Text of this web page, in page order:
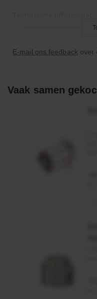
Let op: Viton is niet
E-mail ons feedback over
Vaak samen